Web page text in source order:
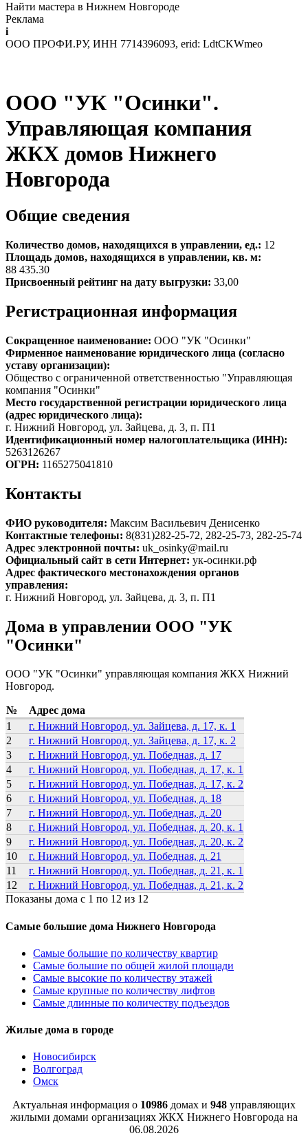
Найти мастера в Нижнем Новгороде
Реклама
i
ООО ПРОФИ.РУ, ИНН 7714396093, erid: LdtCKWmeo
ООО "УК "Осинки".
Управляющая компания
ЖКХ домов Нижнего
Новгорода
Общие сведения
Количество домов, находящихся в управлении, ед.: 12
Площадь домов, находящихся в управлении, кв. м:
88 435.30
Присвоенный рейтинг на дату выгрузки: 33,00
Регистрационная информация
Сокращенное наименование: ООО "УК "Осинки"
Фирменное наименование юридического лица (согласно
уставу организации):
Общество с ограниченной ответственностью "Управляющая
компания "Осинки"
Место государственной регистрации юридического лица
(адрес юридического лица):
г. Нижний Новгород, ул. Зайцева, д. 3, п. П1
Идентификационный номер налогоплательщика (ИНН):
5263126267
ОГРН: 1165275041810
Контакты
ФИО руководителя: Максим Васильевич Денисенко
Контактные телефоны: 8(831)282-25-72, 282-25-73, 282-25-74
Адрес электронной почты: uk_osinky@mail.ru
Официальный сайт в сети Интернет: ук-осинки.рф
Адрес фактического местонахождения органов
управления:
г. Нижний Новгород, ул. Зайцева, д. 3, п. П1
Дома в управлении ООО "УК
"Осинки"
ООО "УК "Осинки" управляющая компания ЖКХ Нижний
Новгород.
№
Адрес дома
1
г. Нижний Новгород, ул. Зайцева, д. 17, к. 1
2
г. Нижний Новгород, ул. Зайцева, д. 17, к. 2
3
г. Нижний Новгород, ул. Победная, д. 17
4
г. Нижний Новгород, ул. Победная, д. 17, к. 1
5
г. Нижний Новгород, ул. Победная, д. 17, к. 2
6
г. Нижний Новгород, ул. Победная, д. 18
7
г. Нижний Новгород, ул. Победная, д. 20
8
г. Нижний Новгород, ул. Победная, д. 20, к. 1
9
г. Нижний Новгород, ул. Победная, д. 20, к. 2
10
г. Нижний Новгород, ул. Победная, д. 21
11
г. Нижний Новгород, ул. Победная, д. 21, к. 1
12
г. Нижний Новгород, ул. Победная, д. 21, к. 2
Показаны дома с 1 по 12 из 12
Самые большие дома Нижнего Новгорода
Самые большие по количеству квартир
Самые большие по общей жилой площади
Самые высокие по количеству этажей
Самые крупные по количеству лифтов
Самые длинные по количеству подъездов
Жилые дома в городе
Новосибирск
Волгоград
Омск
Актуальная информация о 10986 домах и 948 управляющих
жилыми домами организациях ЖКХ Нижнего Новгорода на
06.08.2026